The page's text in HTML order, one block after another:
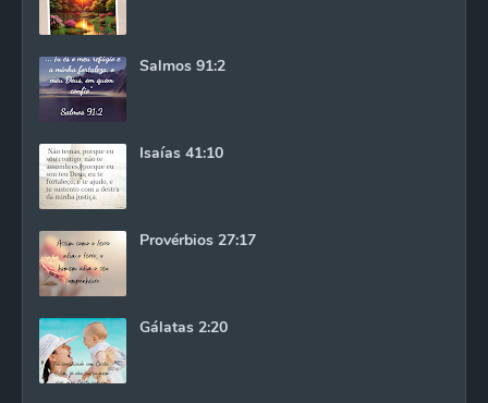
Salmos 91:2
Isaías 41:10
Provérbios 27:17
Gálatas 2:20